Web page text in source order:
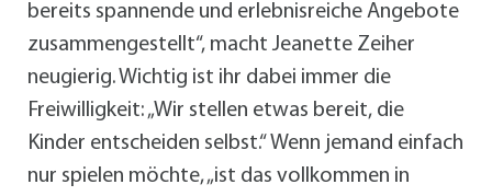
bereits spannende und erlebnisreiche Angebote
zusammengestellt“, macht Jeanette Zeiher
neugierig. Wichtig ist ihr dabei immer die
Freiwilligkeit: „Wir stellen etwas bereit, die
Kinder entscheiden selbst.“ Wenn jemand einfach
nur spielen möchte, „ist das vollkommen in